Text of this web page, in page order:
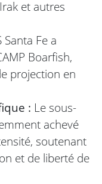
et autres
Santa Fe a
Boarfish,
projection en
: Le sous-
achevé
soutenant
et de liberté de